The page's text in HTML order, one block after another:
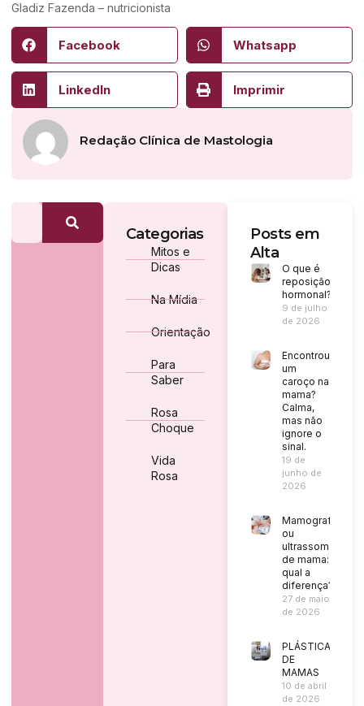
Gladiz Fazenda – nutricionista
Facebook Whatsapp
LinkedIn Imprimir
Redação Clínica de Mastologia
Categorias
Mitos e
Dicas
Na Mídia
Orientação
Para
Saber
Rosa
Choque
Vida
Rosa
Posts em
Alta
O que é
reposição
hormonal?
9 de julho
de 2026
Encontrou
um
caroço na
mama?
Calma,
mas não
ignore o
sinal.
19 de
junho de
2026
Mamografia
ou
ultrassom
de mama:
qual a
diferença?
27 de maio
de 2026
PLÁSTICA
DE
MAMAS
10 de abril
de 2026